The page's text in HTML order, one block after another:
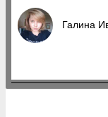
Галина